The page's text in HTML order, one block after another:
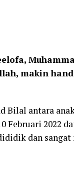
makin
Bilal antara
Februari 2022
dan